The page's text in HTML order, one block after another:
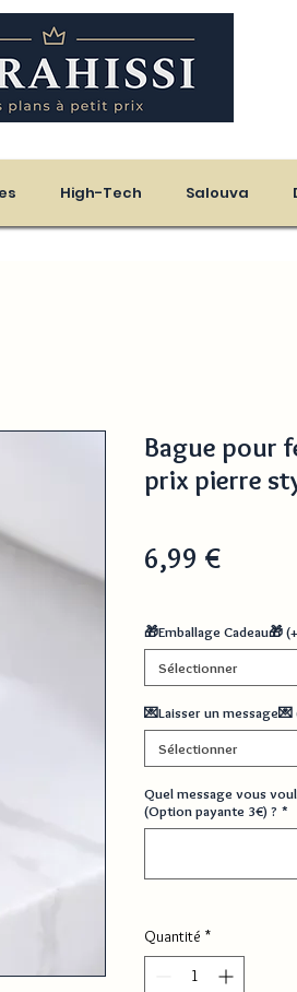
High-Tech Salouva
Bague pour
prix pierre
6,99 €Prix
🎁Emballage Cadeau🎁
Sélectionner
💌Laisser un message💌
Sélectionner
Quel message vous
(Option payante 3€) ? *
Quantité *